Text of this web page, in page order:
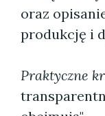
oraz
produkcję i
Praktyczne